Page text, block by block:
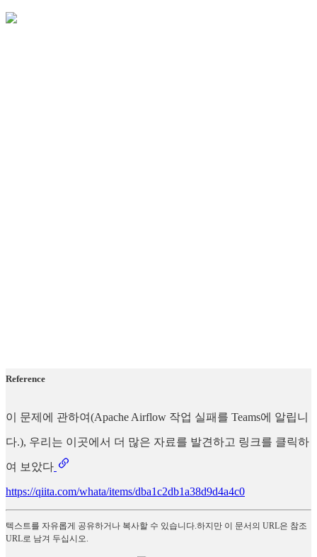
Reference
이 문제에 관하여(Apache Airflow 작업 실패를 Teams에 알립니
다.), 우리는 이곳에서 더 많은 자료를 발견하고 링크를 클릭하
여 보았다
https://qiita.com/whata/items/dba1c2db1a38d9d4a4c0
텍스트를 자유롭게 공유하거나 복사할 수 있습니다.하지만 이 문서의 URL은 참조
URL로 남겨 두십시오.